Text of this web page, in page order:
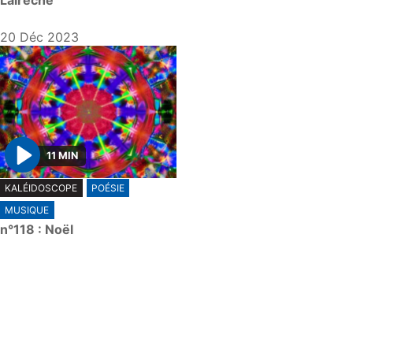
20 Déc 2023
P
l
a
y
11 MIN
KALÉIDOSCOPE
POÉSIE
MUSIQUE
n°118 : Noël